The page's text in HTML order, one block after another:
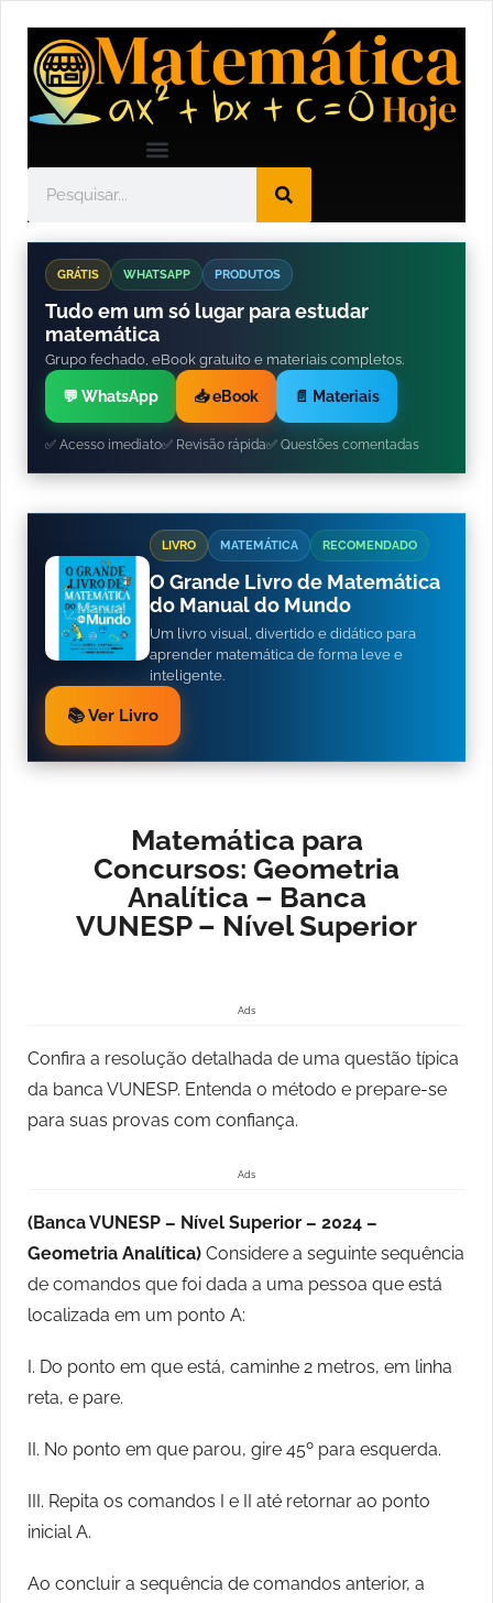
GRÁTIS WHATSAPP PRODUTOS
Tudo em um só lugar para estudar
matemática
Grupo fechado, eBook gratuito e materiais completos.
💬 WhatsApp 📥 eBook 📄 Materiais
✅ Acesso imediato✅ Revisão rápida✅ Questões comentadas
LIVRO MATEMÁTICA RECOMENDADO
O Grande Livro de Matemática
do Manual do Mundo
Um livro visual, divertido e didático para
aprender matemática de forma leve e
inteligente.
📚 Ver Livro
Matemática para
Concursos: Geometria
Analítica – Banca
VUNESP – Nível Superior
Ads
Confira a resolução detalhada de uma questão típica
da banca VUNESP. Entenda o método e prepare-se
para suas provas com confiança.
Ads
(Banca VUNESP – Nível Superior – 2024 –
Geometria Analítica) Considere a seguinte sequência
de comandos que foi dada a uma pessoa que está
localizada em um ponto A:
I. Do ponto em que está, caminhe 2 metros, em linha
reta, e pare.
II. No ponto em que parou, gire 45º para esquerda.
III. Repita os comandos I e II até retornar ao ponto
inicial A.
Ao concluir a sequência de comandos anterior, a